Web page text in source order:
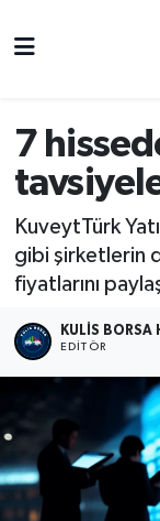
7
KuveytTürk
gibi şirketlerin
fiyatlarını
KULIS BORSA
EDITÖR
Hisse
Kulis
Halka
Trafik
Süper Lig
Tüm